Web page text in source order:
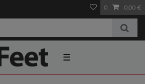
0 0,00 €
☰